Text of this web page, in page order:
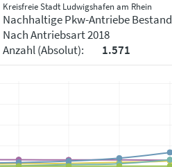
Kreisfreie Stadt Ludwigshafen am Rhein
Nachhaltige Pkw-Antriebe Bestand
Nach Antriebsart2018
Anzahl(Absolut): 1.571